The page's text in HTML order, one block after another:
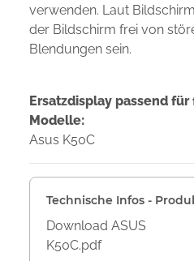
verwenden. Laut
der Bildschirm frei von
Blendungen sein.
Ersatzdisplay passend
Modelle:
Asus K50C
Technische Infos -
Download ASUS
K50C.pdf